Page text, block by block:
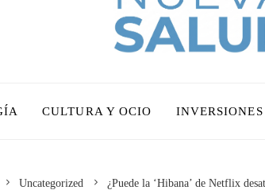
CULTURA Y OCIO
Uncategorized ¿Puede la ‘Hibana’ de Netflix